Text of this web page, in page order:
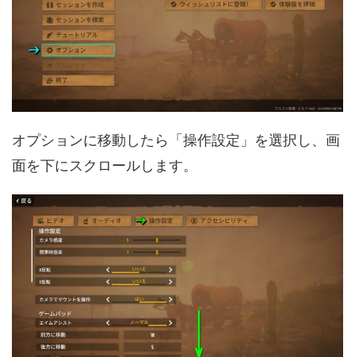
オプションに移動したら「操作設定」を選択し、画
面を下にスクロールします。